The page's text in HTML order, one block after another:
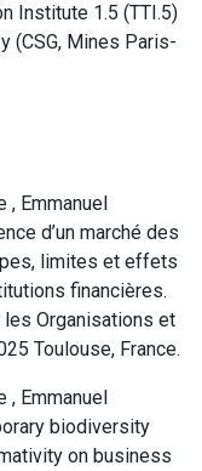
Institute 1.5 (TTI.5)
(CSG, Mines Paris-
, Emmanuel
d’un marché des
limites et effets
financières.
les Organisations et
Toulouse, France.
, Emmanuel
biodiversity
on business